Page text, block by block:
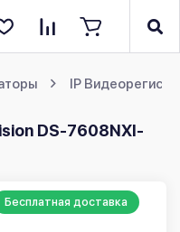
IP
DS-7608NXI-
Бесплатная доставка